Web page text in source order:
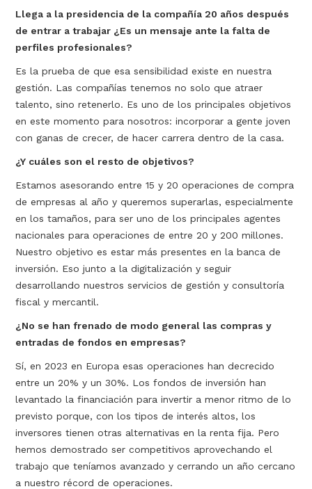
Llega a la presidencia de la compañía 20 años después
de entrar a trabajar ¿Es un mensaje ante la falta de
perfiles profesionales?
Es la prueba de que esa sensibilidad existe en nuestra
gestión. Las compañías tenemos no solo que atraer
talento, sino retenerlo. Es uno de los principales objetivos
en este momento para nosotros: incorporar a gente joven
con ganas de crecer, de hacer carrera dentro de la casa.
¿Y cuáles son el resto de objetivos?
Estamos asesorando entre 15 y 20 operaciones de compra
de empresas al año y queremos superarlas, especialmente
en los tamaños, para ser uno de los principales agentes
nacionales para operaciones de entre 20 y 200 millones.
Nuestro objetivo es estar más presentes en la banca de
inversión. Eso junto a la digitalización y seguir
desarrollando nuestros servicios de gestión y consultoría
fiscal y mercantil.
¿No se han frenado de modo general las compras y
entradas de fondos en empresas?
Sí, en 2023 en Europa esas operaciones han decrecido
entre un 20% y un 30%. Los fondos de inversión han
levantado la financiación para invertir a menor ritmo de lo
previsto porque, con los tipos de interés altos, los
inversores tienen otras alternativas en la renta fija. Pero
hemos demostrado ser competitivos aprovechando el
trabajo que teníamos avanzado y cerrando un año cercano
a nuestro récord de operaciones.